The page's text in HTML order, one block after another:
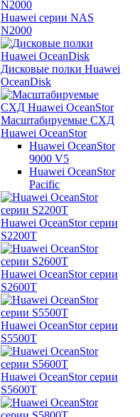
Huawei серии NAS
N2000
Дисковые полки Huawei
OceanDisk
Масштабируемые СХД
Huawei OceanStor
Huawei OceanStor
9000 V5
Huawei OceanStor
Pacific
Huawei OceanStor серии
S2200T
Huawei OceanStor серии
S2600T
Huawei OceanStor серии
S5500T
Huawei OceanStor серии
S5600T